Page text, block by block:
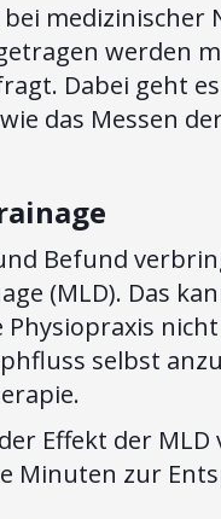
werden
Dabei geht
das Messen
und Befund
(MLD). Das
Physiopraxis
selbst
Effekt der
Minuten zur